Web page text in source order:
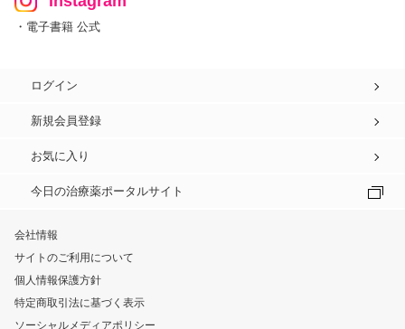
・電子書籍 公式
ログイン
新規会員登録
お気に入り
今日の治療薬ポータルサイト
会社情報
サイトのご利用について
個人情報保護方針
特定商取引法に基づく表示
ソーシャルメディアポリシー